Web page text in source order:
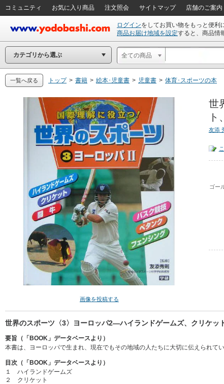
コミュニティ お気に入り商品 注文照会 サイトマップ 店舗のご案内
ログインをしてお買い物をもっと便利
商品お届け地域を設定すると、商品情
カテゴリから選ぶ 全ての商品
一覧へ戻る トップ > 書籍 > 絵本･児童書 > 児童書 > 体育･スポーツの本
画像を投稿する
世
友添
ゴー
世界のスポーツ〈3〉ヨーロッパ2―ハイランドゲームズ、クリケッ
要旨（「BOOK」データベースより）
本書は、ヨーロッパで生まれ、現在でもその地域の人たちに大切に伝えられて
目次（「BOOK」データベースより）
１ ハイランドゲームズ
２ クリケット